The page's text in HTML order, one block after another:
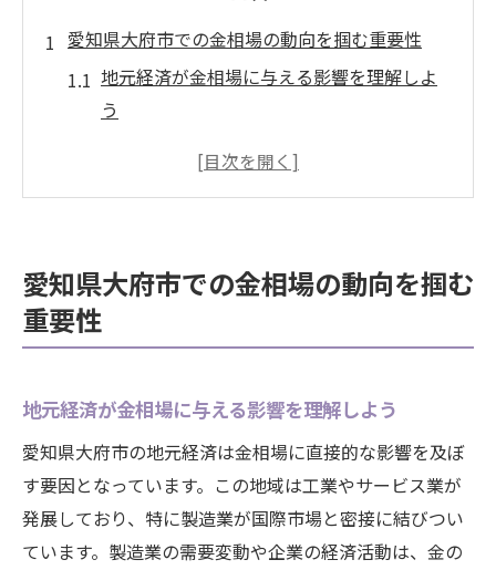
愛知県大府市での金相場の動向を掴む重要性
地元経済が金相場に与える影響を理解しよ
う
国際市場の変化が大府市の金市場に与える
大府市の住民が注目する金市場のトレンド
とは
る
国際的な金価格の変動要因を探る
為替相場が金価格に与える影響を分析
国際情勢が大府市の金市場に与える影響
愛知県大府市での金相場の動向を掴む
重要性
地元経済が金相場に与える影響を理解しよう
愛知県大府市の地元経済は金相場に直接的な影響を及ぼ
す要因となっています。この地域は工業やサービス業が
発展しており、特に製造業が国際市場と密接に結びつい
ています。製造業の需要変動や企業の経済活動は、金の